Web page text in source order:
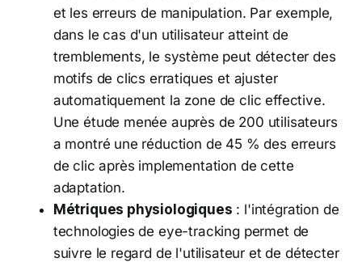
et les erreurs de manipulation. Par exemple,
dans le cas d'un utilisateur atteint de
tremblements, le système peut détecter des
motifs de clics erratiques et ajuster
automatiquement la zone de clic effective.
Une étude menée auprès de 200 utilisateurs
a montré une réduction de 45 % des erreurs
de clic après implementation de cette
adaptation.
Métriques physiologiques : l'intégration de
technologies de eye-tracking permet de
suivre le regard de l'utilisateur et de détecter